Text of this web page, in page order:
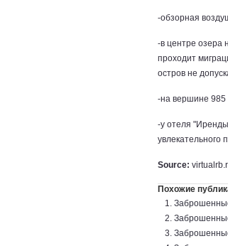
-обзорная
-в центре озера
проходит
остров не
-на вершине 985
-у отеля
увлекательного
Source:
Похожие